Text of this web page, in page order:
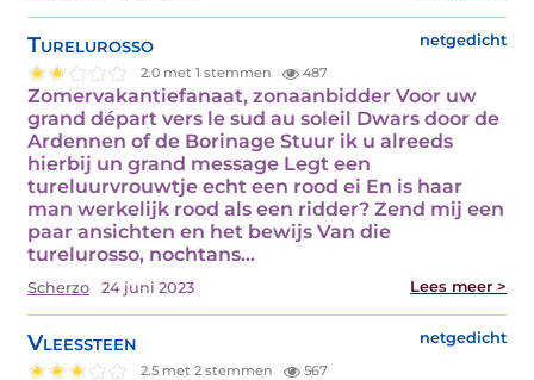
Turelurosso netgedicht
2.0 met 1 stemmen 487
Zomervakantiefanaat, zonaanbidder Voor uw
grand départ vers le sud au soleil Dwars door de
Ardennen of de Borinage Stuur ik u alreeds
hierbij un grand message Legt een
tureluurvrouwtje echt een rood ei En is haar
man werkelijk rood als een ridder? Zend mij een
paar ansichten en het bewijs Van die
turelurosso, nochtans…
Scherzo 24 juni 2023 Lees meer >
Vleessteen netgedicht
2.5 met 2 stemmen 567